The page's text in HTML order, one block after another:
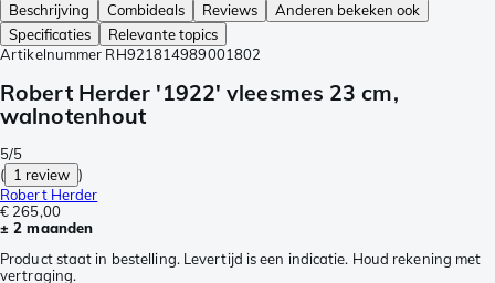
Beschrijving
Combideals Reviews
Anderen bekeken ook
Specificaties
Relevante topics
Artikelnummer RH921814989001802
Robert Herder '1922' vleesmes 23 cm,
walnotenhout
5/5
( 1 review )
Robert Herder
€ 265,00
± 2 maanden
Product staat in bestelling. Levertijd is een indicatie. Houd rekening met
vertraging.